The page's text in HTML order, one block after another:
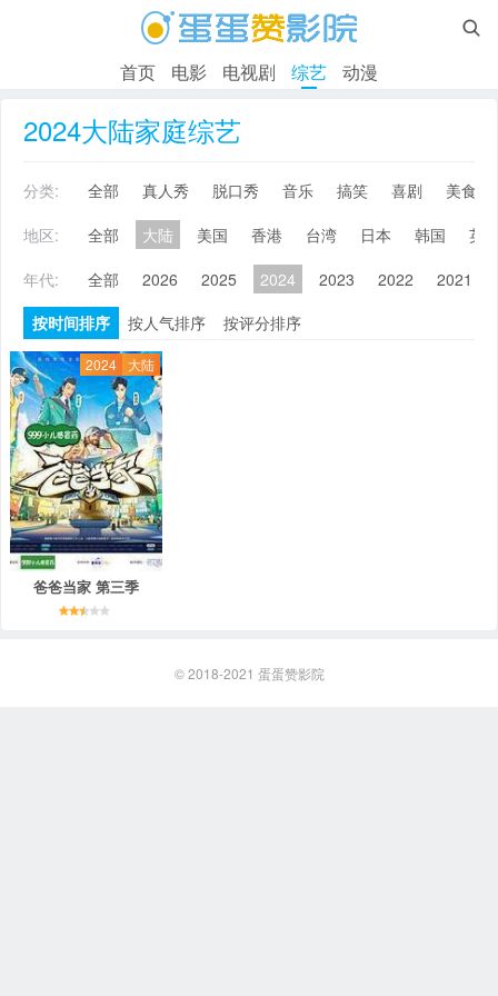

首页 电影 电视剧 综艺 动漫
2024大陆家庭综艺
分类: 全部 真人秀 脱口秀 音乐 搞笑 喜剧
美食
地区:
全部 大陆 美国 香港 台湾 日本 韩国
英
年代:
全部 2026 2025 2024 2023 2022 2021
按时间排序
按人气排序 按评分排序
2024 大陆
爸爸当家 第三季
© 2018-2021 蛋蛋赞影院